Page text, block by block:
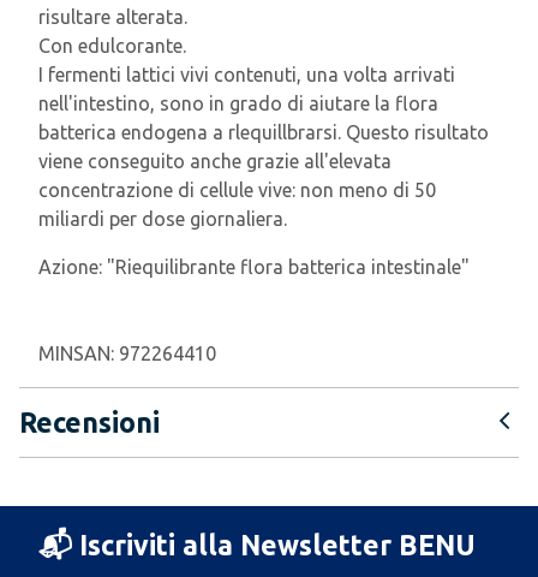
risultare alterata.
Con edulcorante.
I fermenti lattici vivi contenuti, una volta arrivati
nell'intestino, sono in grado di aiutare la flora
batterica endogena a rlequillbrarsi. Questo risultato
viene conseguito anche grazie all'elevata
concentrazione di cellule vive: non meno di 50
miliardi per dose giornaliera.
Azione: "Riequilibrante flora batterica intestinale"
MINSAN: 972264410
Recensioni
📬 Iscriviti alla Newsletter BENU